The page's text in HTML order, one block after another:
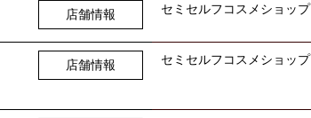
店舗情報 セミセルフコスメショップ
店舗情報 セミセルフコスメショップ